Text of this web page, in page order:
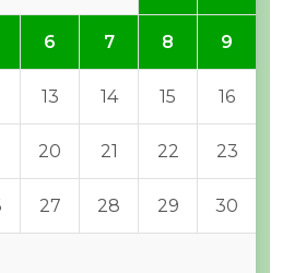
6 7 8 9
13 14 15 16
20 21 22 23
27 28 29 30